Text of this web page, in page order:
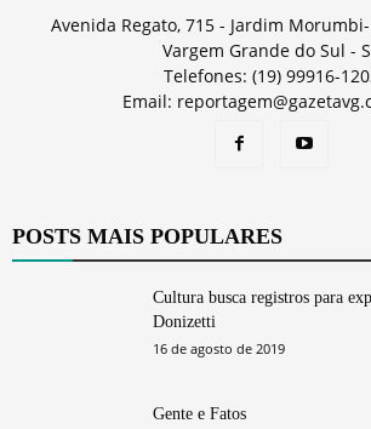
Avenida Regato, 715 - Jardim Morumbi-
Vargem Grande do Sul -
Telefones: (19) 99916-
Email:
POSTS MAIS POPULARES
Cultura busca registros para
Donizetti
16 de agosto de 2019
Gente e Fatos